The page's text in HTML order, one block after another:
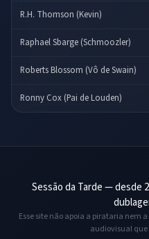
R.H. Thomson (Kevin)
Raphael Sbarge (Schmoozler)
Roberts Blossom (Vô de Swain)
Ronny Cox (Pai de Louden)
Sessão da Tarde — desde
Esse site não apoia a pirataria nem
audiovisual que